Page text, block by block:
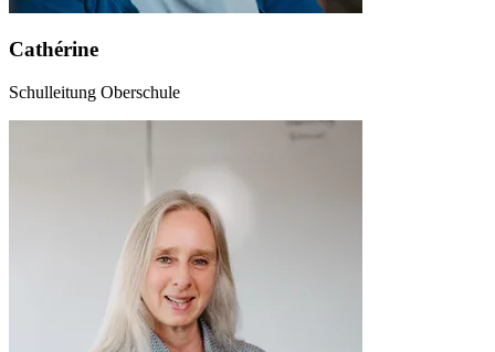
Cathérine
Schulleitung Oberschule